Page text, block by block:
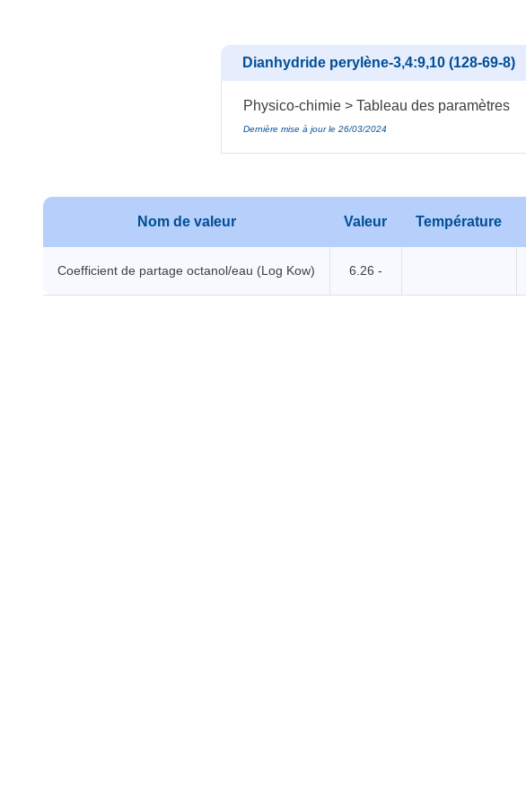
Dianhydride perylène-3,4:9,10 (128-69-8)
Physico-chimie > Tableau des paramètres
Dernière mise à jour le 26/03/2024
Nom de valeur Valeur Température
Coefficient de partage octanol/eau (Log Kow) 6.26 -